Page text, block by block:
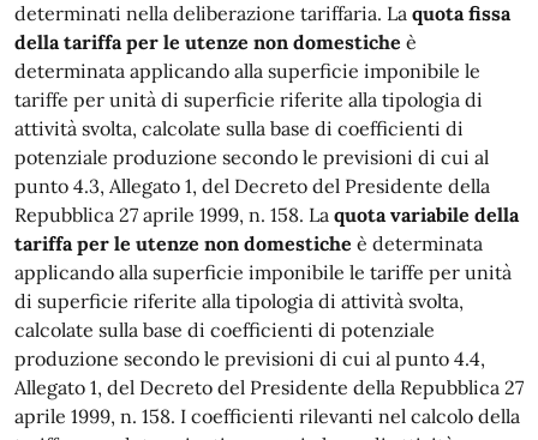
determinati nella deliberazione tariffaria. La quota fissa
della tariffa per le utenze non domestiche è
determinata applicando alla superficie imponibile le
tariffe per unità di superficie riferite alla tipologia di
attività svolta, calcolate sulla base di coefficienti di
potenziale produzione secondo le previsioni di cui al
punto 4.3, Allegato 1, del Decreto del Presidente della
Repubblica 27 aprile 1999, n. 158. La quota variabile della
tariffa per le utenze non domestiche è determinata
applicando alla superficie imponibile le tariffe per unità
di superficie riferite alla tipologia di attività svolta,
calcolate sulla base di coefficienti di potenziale
produzione secondo le previsioni di cui al punto 4.4,
Allegato 1, del Decreto del Presidente della Repubblica 27
aprile 1999, n. 158. I coefficienti rilevanti nel calcolo della